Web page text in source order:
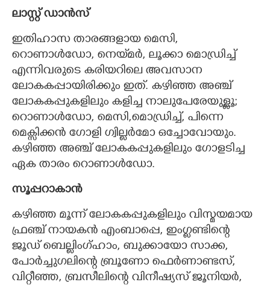
ലാസ്റ്റ് ഡാൻസ്
ഇതിഹാസ താരങ്ങളായ മെസി,
റൊണാൾഡോ, നെയ്‌മർ, ലൂക്കാ മൊഡ്രിച്ച്
എന്നിവരുടെ കരിയറിലെ അവസാന
ലോകകപ്പായിരിക്കും ഇത്. കഴിഞ്ഞ അഞ്ച്
ലോകകപ്പുകളിലും കളിച്ച നാലുപേരേയുള്ളൂ;
റൊണാൾഡോ, മെസി,മൊഡ്രിച്ച്, പിന്നെ
മെക്സിക്കൻ ഗോളി ഗ്വില്ലർമോ ഒച്ചോവോയും.
കഴിഞ്ഞ അഞ്ച് ലോകകപ്പുകളിലും ഗോളടിച്ച
ഏക താരം റൊണാൾഡോ.
സൂപ്പറാകാൻ
കഴിഞ്ഞ മൂന്ന് ലോകകപ്പുകളിലും വിസ്മയമായ
ഫ്രഞ്ച് നായകൻ എംബാപ്പെ, ഇംഗ്ളണ്ടിന്റെ
ജൂഡ് ബെല്ലിംഗ്ഹാം, ബുക്കായോ സാക്ക,
പോർച്ചുഗലിന്റെ ബ്രൂണോ ഫെർണാണ്ടസ്,
വിറ്റീഞ്ഞ, ബ്രസീലിന്റെ വിനീഷ്യസ് ജൂനിയർ,